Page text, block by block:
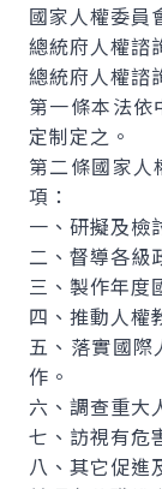
國家人權委員
總統府人權諮
總統府人權諮
第一條本法依
定制定之。
第二條國家
項：
一、研擬及檢
二、督導各級
三、製作年度
四、推動人權
五、落實國
作。
六、調查重大
七、訪視有危
八、其它促進